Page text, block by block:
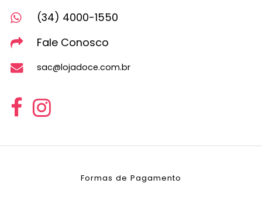
(34) 4000-1550
Fale Conosco
sac@lojadoce.com.br
Formas de Pagamento